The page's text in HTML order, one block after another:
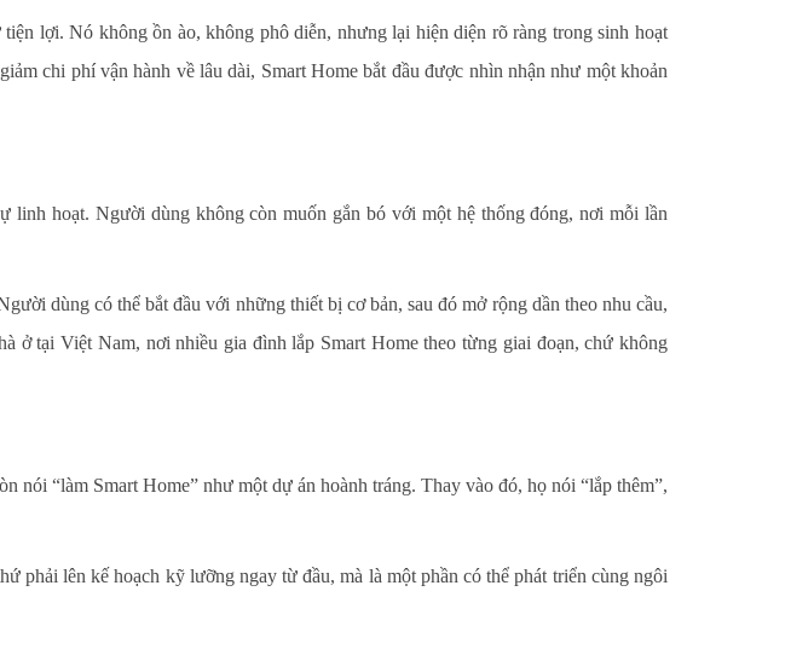
lợi. Nó không ồn ào, không phô diễn, nhưng lại hiện diện rõ ràng trong sinh hoạt
chi phí vận hành về lâu dài, Smart Home bắt đầu được nhìn nhận như một khoản
hoạt. Người dùng không còn muốn gắn bó với một hệ thống đóng, nơi mỗi lần
dùng có thể bắt đầu với những thiết bị cơ bản, sau đó mở rộng dần theo nhu cầu,
ở tại Việt Nam, nơi nhiều gia đình lắp Smart Home theo từng giai đoạn, chứ không
“làm Smart Home” như một dự án hoành tráng. Thay vào đó, họ nói “lắp thêm”,
phải lên kế hoạch kỹ lưỡng ngay từ đầu, mà là một phần có thể phát triển cùng ngôi